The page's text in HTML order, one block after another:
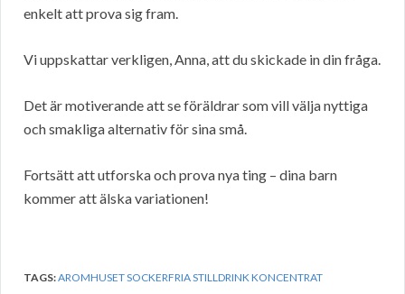
enkelt att prova sig fram.
Vi uppskattar verkligen, Anna, att du skickade in din fråga.
Det är motiverande att se föräldrar som vill välja nyttiga
och smakliga alternativ för sina små.
Fortsätt att utforska och prova nya ting – dina barn
kommer att älska variationen!
TAGS:AROMHUSET SOCKERFRIA STILLDRINK KONCENTRAT